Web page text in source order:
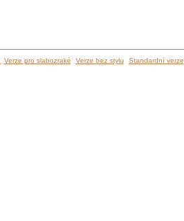
Verze pro slabozraké Verze bez stylu Standardní verze